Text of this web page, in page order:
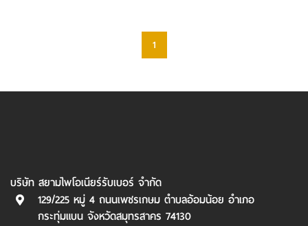
1
บริษัท สยามไพโอเนียร์รับเบอร์ จำกัด
129/225 หมู่ 4 ถนนเพชรเกษม ตำบลอ้อมน้อย อำเภอ
กระทุ่มแบน จังหวัดสมุทรสาคร 74130